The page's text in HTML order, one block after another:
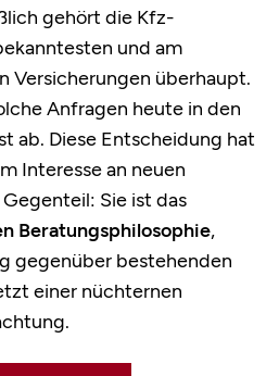
gehört die Kfz-
und am
Versicherungen überhaupt.
Anfragen heute in den
ab. Diese Entscheidung hat
Interesse an neuen
Sie ist das
Beratungsphilosophie,
gegenüber bestehenden
einer nüchternen